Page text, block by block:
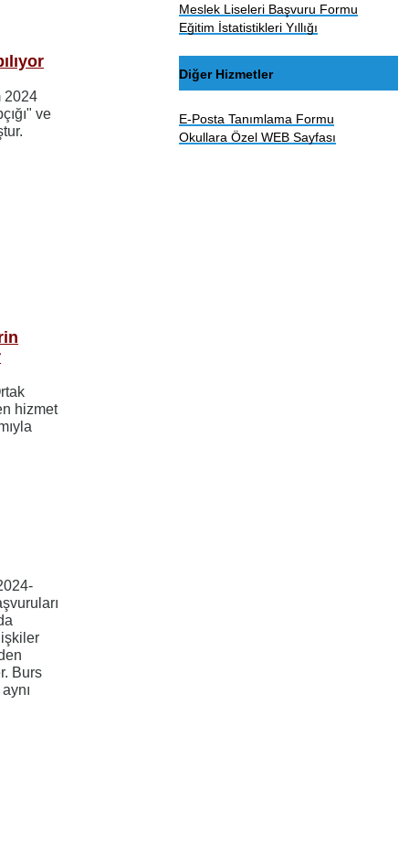
2024
ve
hizmet
Burs
Meslek Liseleri Başvuru Formu
Eğitim İstatistikleri Yıllığı
Diğer Hizmetler
E-Posta Tanımlama Formu
Okullara Özel WEB Sayfası